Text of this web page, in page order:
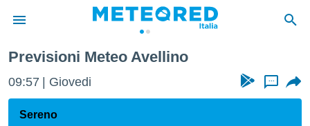
di
Previsioni Meteo Avellino
09:57 Giovedi ...
Sereno